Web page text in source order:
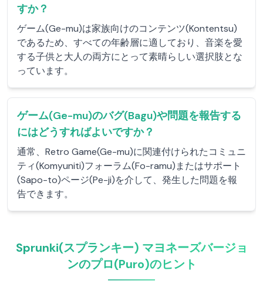
すか？
ゲーム(Ge-mu)は家族向けのコンテンツ(Kontentsu)
であるため、すべての年齢層に適しており、音楽を愛
する子供と大人の両方にとって素晴らしい選択肢とな
っています。
ゲーム(Ge-mu)のバグ(Bagu)や問題を報告する
にはどうすればよいですか？
通常、Retro Game(Ge-mu)に関連付けられたコミュニ
ティ(Komyuniti)フォーラム(Fo-ramu)またはサポート
(Sapo-to)ページ(Pe-ji)を介して、発生した問題を報
告できます。
Sprunki(スプランキー) マヨネーズバージョ
ンのプロ(Puro)のヒント